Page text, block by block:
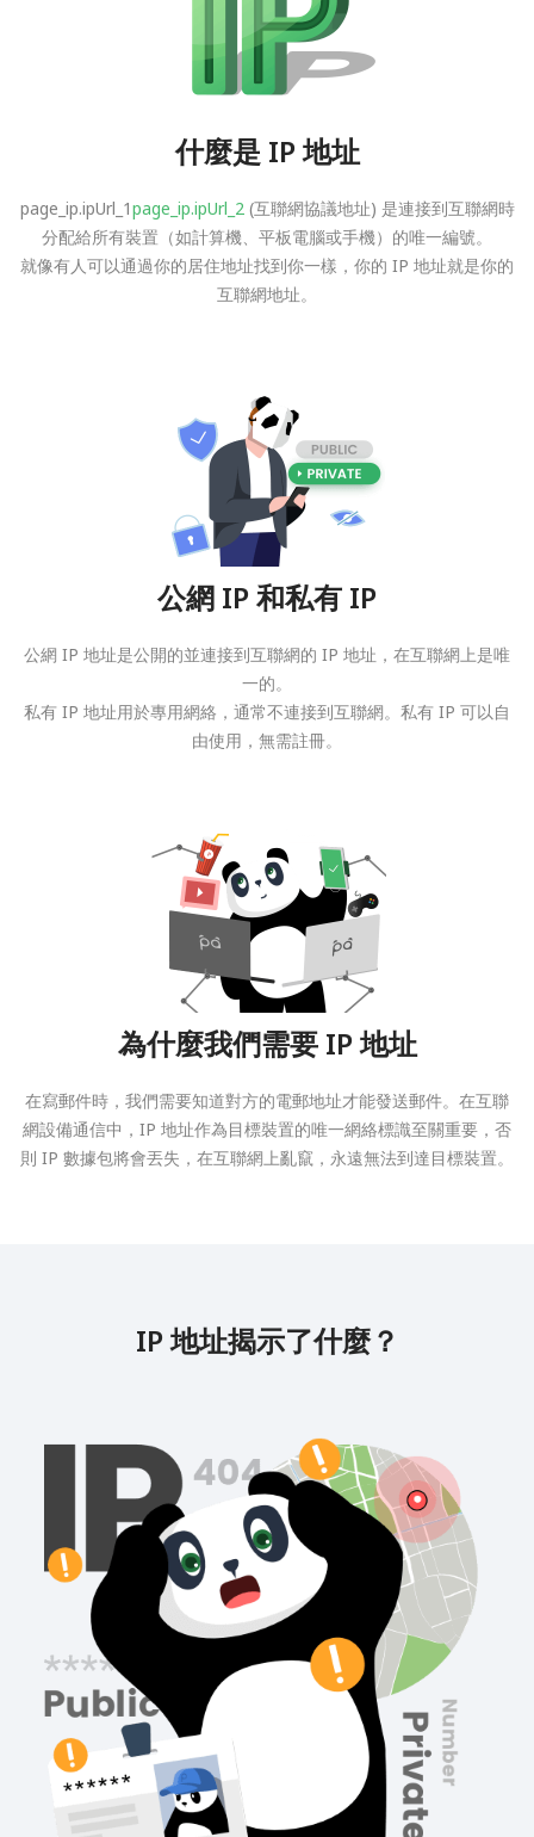
什麼是 IP 地址
page_ip.ipUrl_1page_ip.ipUrl_2(互聯網協議地址) 是連接到互聯網時
分配給所有裝置（如計算機、平板電腦或手機）的唯一編號。
就像有人可以通過你的居住地址找到你一樣，你的 IP 地址就是你的
互聯網地址。
公網 IP 和私有 IP
公網 IP 地址是公開的並連接到互聯網的 IP 地址，在互聯網上是唯
一的。
私有 IP 地址用於專用網絡，通常不連接到互聯網。私有 IP 可以自
由使用，無需註冊。
為什麼我們需要 IP 地址
在寫郵件時，我們需要知道對方的電郵地址才能發送郵件。在互聯
網設備通信中，IP 地址作為目標裝置的唯一網絡標識至關重要，否
則 IP 數據包將會丟失，在互聯網上亂竄，永遠無法到達目標裝置。
IP 地址揭示了什麼？